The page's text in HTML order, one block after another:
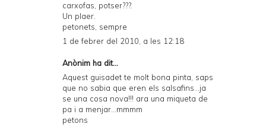
carxofas, potser???.
Un plaer.
petonets, sempre
1 de febrer del 2010, a les 12:18
Anònim ha dit...
Aquest guisadet te molt bona pinta, saps
que no sabia que eren els salsafins...ja
se una cosa nova!!! ara una miqueta de
pa i a menjar...mmmm
petons